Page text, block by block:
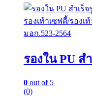
รองเท้าเซฟตี้/รอง
มอก.523-2564
รองใน PU ส
0 out of 5
(0)